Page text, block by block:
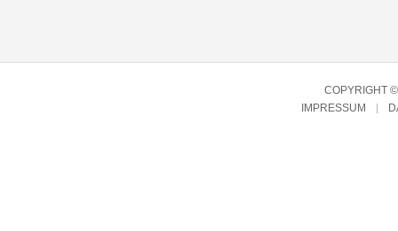
COPYRIGHT
IMPRESSUM